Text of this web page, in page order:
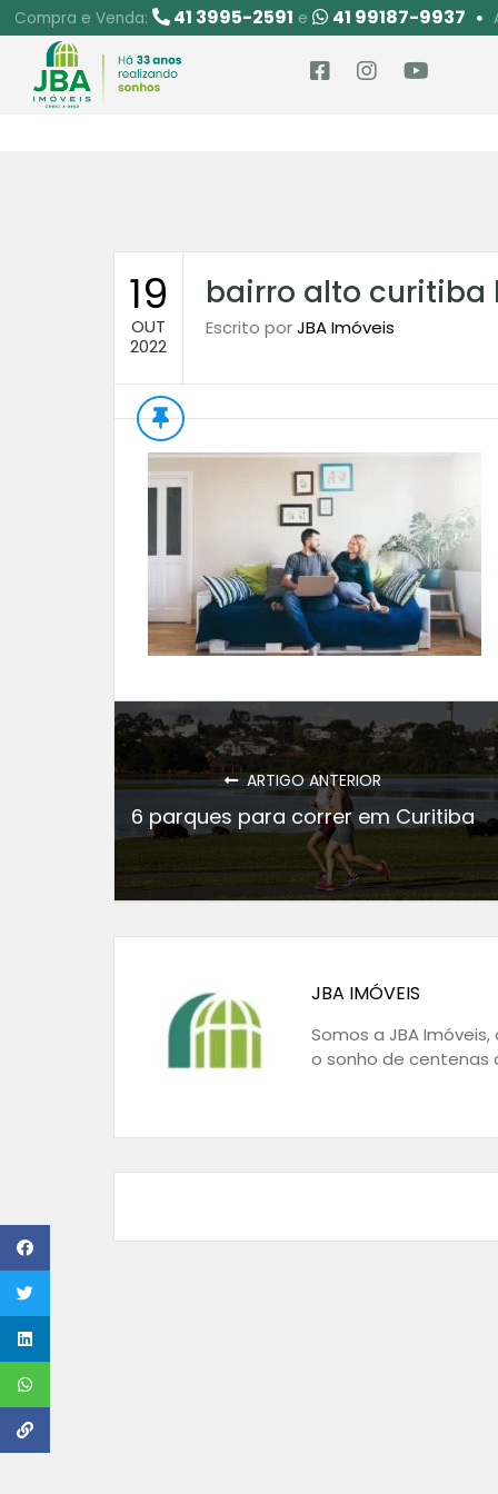
Compra e Venda: 41 3995-2591 e 41 99187-9937
19
OUT
2022
bairro alto curitiba
Escrito porJBA Imóveis
ARTIGO ANTERIOR
6 parques para correr em Curitiba
JBA IMÓVEIS
Somos a JBA
o sonho de centenas